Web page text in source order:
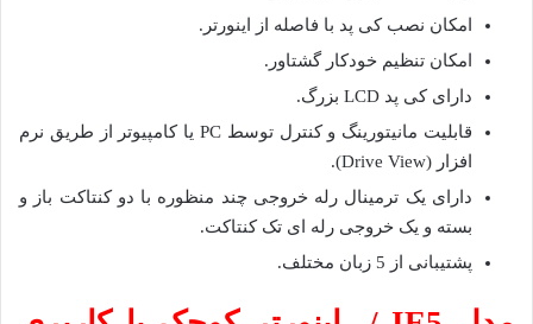
امکان نصب کی پد با فاصله از اینورتر.
امکان تنظیم خودکار گشتاور.
دارای کی پد LCD بزرگ.
قابلیت مانیتورینگ و کنترل توسط PC یا کامپیوتر از طریق نرم
افزار (Drive View).
دارای یک ترمینال رله خروجی چند منظوره با دو کنتاکت باز و
بسته و یک خروجی رله ای تک کنتاکت.
پشتیبانی از 5 زبان مختلف.